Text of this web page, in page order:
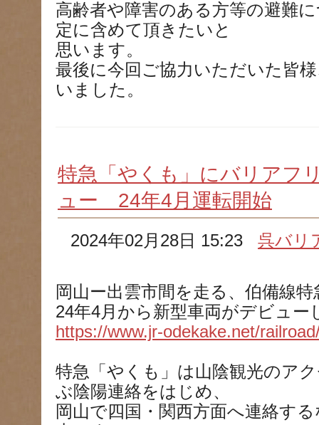
高齢者や障害のある方等の避難
定に含めて頂きたいと
思います。
最後に今回ご協力いただいた皆
いました。
特急「やくも」にバリアフ
ュー 24年4月運転開始
2024年02月28日 15:23呉バリ
岡山ー出雲市間を走る、伯備線
24年4月から新型車両がデビュー
https://www.jr-odekake.net/
特急「やくも」は山陰観光のア
ぶ陰陽連絡をはじめ、
岡山で四国・関西方面へ連絡す